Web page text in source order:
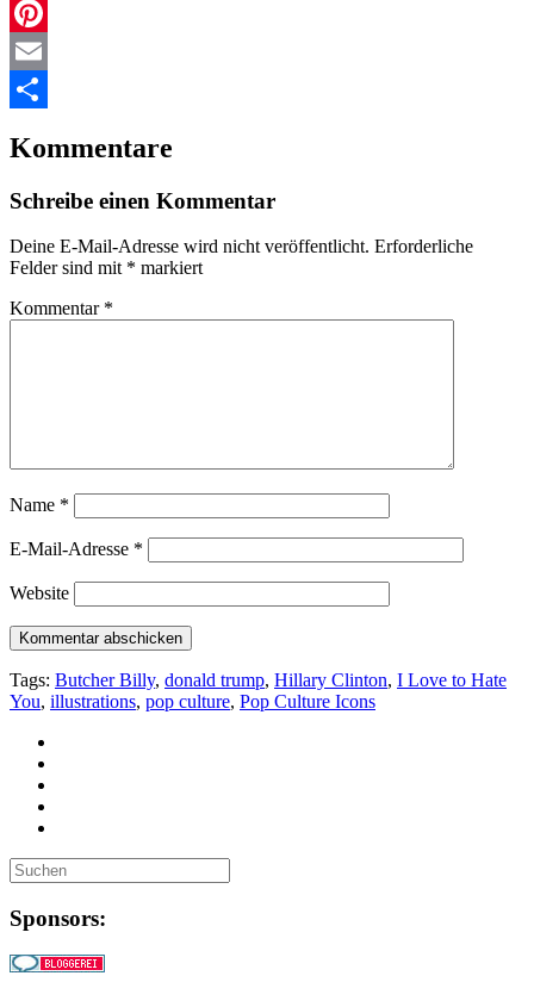
Flipboard
Pinterest
Email
Kommentare
Schreibe einen Kommentar
Deine E-Mail-Adresse wird nicht veröffentlicht. Erforderliche
Felder sind mit * markiert
Kommentar *
Name *
E-Mail-Adresse *
Website
Tags: Butcher Billy, donald trump, Hillary Clinton, I Love to Hate
You, illustrations, pop culture, Pop Culture Icons
Sponsors: